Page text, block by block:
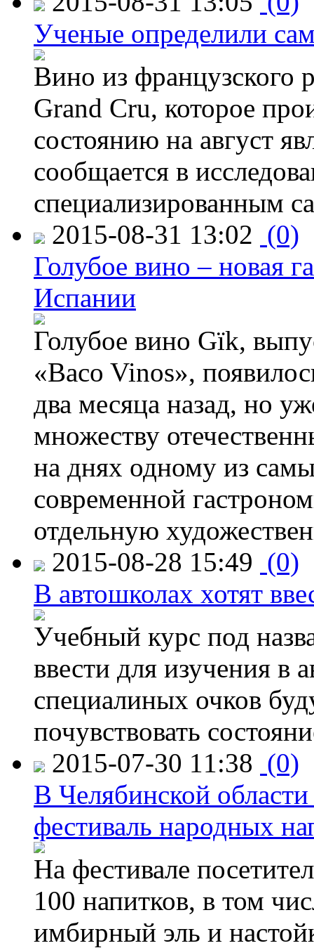
Ученые определили
Вино из французского
Grand Cru, которое
состоянию на август
сообщается в
специализированным
2015-08-31 13:02 (0)
Голубое вино – новая
Испании
Голубое вино Gïk,
«Baco Vinos»,
два месяца назад, но
множеству
на днях одному из
современной
отдельную
2015-08-28 15:49 (0)
В автошколах хотят
Учебный курс под
ввести для изучения
специалиных очков
почувствовать
2015-07-30 11:38 (0)
В Челябинской
фестиваль народных
На фестивале
100 напитков, в том
имбирный эль и